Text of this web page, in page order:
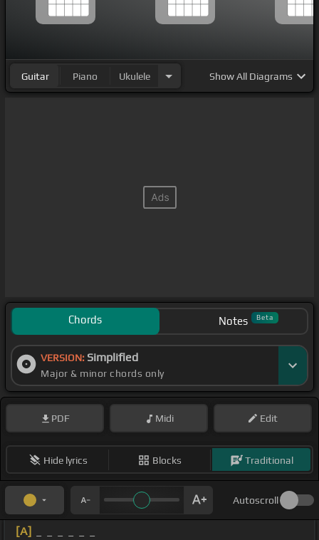
Guitar Piano Ukulele ShowAll Diagrams
Chords Notes Beta
VERSION: Simplified
Major & minor chords only
PDF Midi Edit
Hide lyrics Blocks Traditional
Autoscroll
[A]